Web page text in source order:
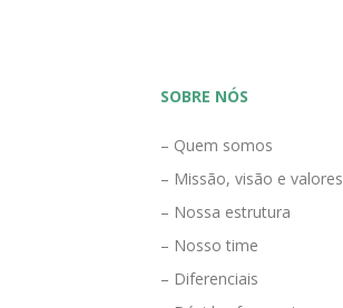
SOBRE NÓS
– Quem somos
– Missão, visão e valores
– Nossa estrutura
– Nosso time
– Diferenciais